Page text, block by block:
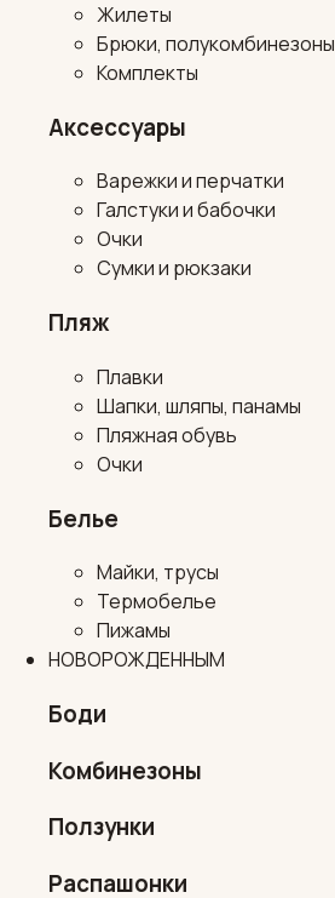
Жилеты
Брюки, полукомбинезоны
Комплекты
Аксессуары
Варежки и перчатки
Галстуки и бабочки
Очки
Сумки и рюкзаки
Пляж
Плавки
Шапки, шляпы, панамы
Пляжная обувь
Очки
Белье
Майки, трусы
Термобелье
Пижамы
НОВОРОЖДЕННЫМ
Боди
Комбинезоны
Ползунки
Распашонки